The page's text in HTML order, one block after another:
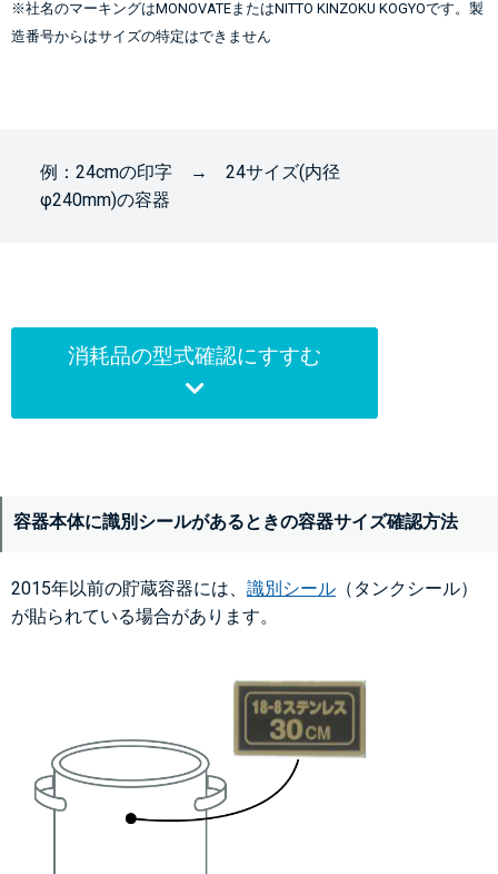
※社名のマーキングはMONOVATEまたはNITTO KINZOKU KOGYOです。製
造番号からはサイズの特定はできません
例：24cmの印字 → 24サイズ(内径
φ240mm)の容器
消耗品の型式確認にすすむ
容器本体に識別シールがあるときの容器サイズ確認方法
2015年以前の貯蔵容器には、 識別シール （タンクシール）
が貼られている場合があります。